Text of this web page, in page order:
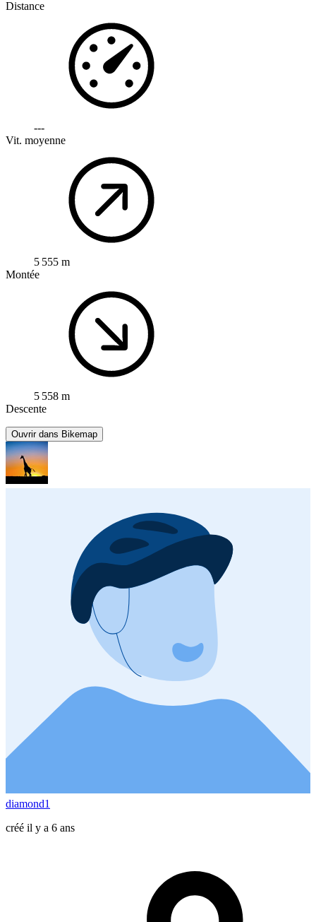
Distance
---
Vit. moyenne
5 555 m
Montée
5 558 m
Descente
Ouvrir dans Bikemap
diamond1
créé il y a 6 ans